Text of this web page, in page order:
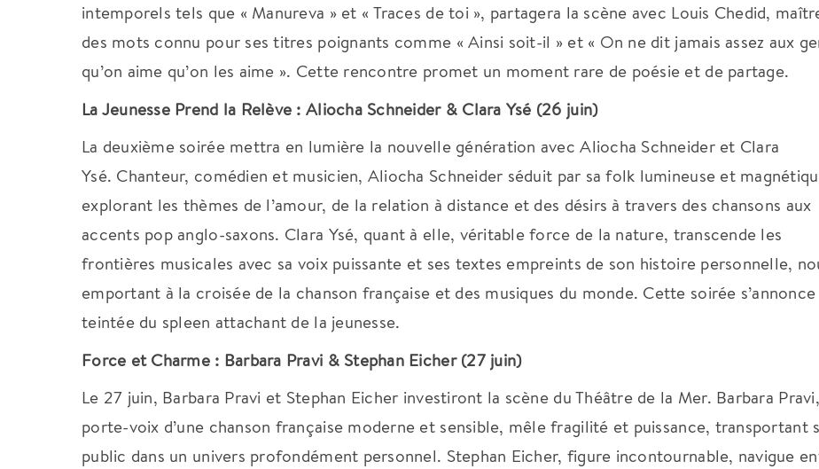
intemporels tels que « Manureva » et « Traces de toi », partagera la scène avec Louis Chedid,
des mots connu pour ses titres poignants comme « Ainsi soit-il » et « On ne dit jamais assez aux
qu’on aime qu’on les aime ». Cette rencontre promet un moment rare de poésie et de partage.
La Jeunesse Prend la Relève : Aliocha Schneider & Clara Ysé (26 juin)
La deuxième soirée mettra en lumière la nouvelle génération avec Aliocha Schneider et Clara
Ysé. Chanteur, comédien et musicien, Aliocha Schneider séduit par sa folk lumineuse et
explorant les thèmes de l’amour, de la relation à distance et des désirs à travers des chansons aux
accents pop anglo-saxons. Clara Ysé, quant à elle, véritable force de la nature, transcende les
frontières musicales avec sa voix puissante et ses textes empreints de son histoire personnelle,
emportant à la croisée de la chanson française et des musiques du monde. Cette soirée s’annonce
teintée du spleen attachant de la jeunesse.
Force et Charme : Barbara Pravi & Stephan Eicher (27 juin)
Le 27 juin, Barbara Pravi et Stephan Eicher investiront la scène du Théâtre de la Mer. Barbara Pravi,
porte-voix d’une chanson française moderne et sensible, mêle fragilité et puissance, transportant
public dans un univers profondément personnel. Stephan Eicher, figure incontournable, navigue